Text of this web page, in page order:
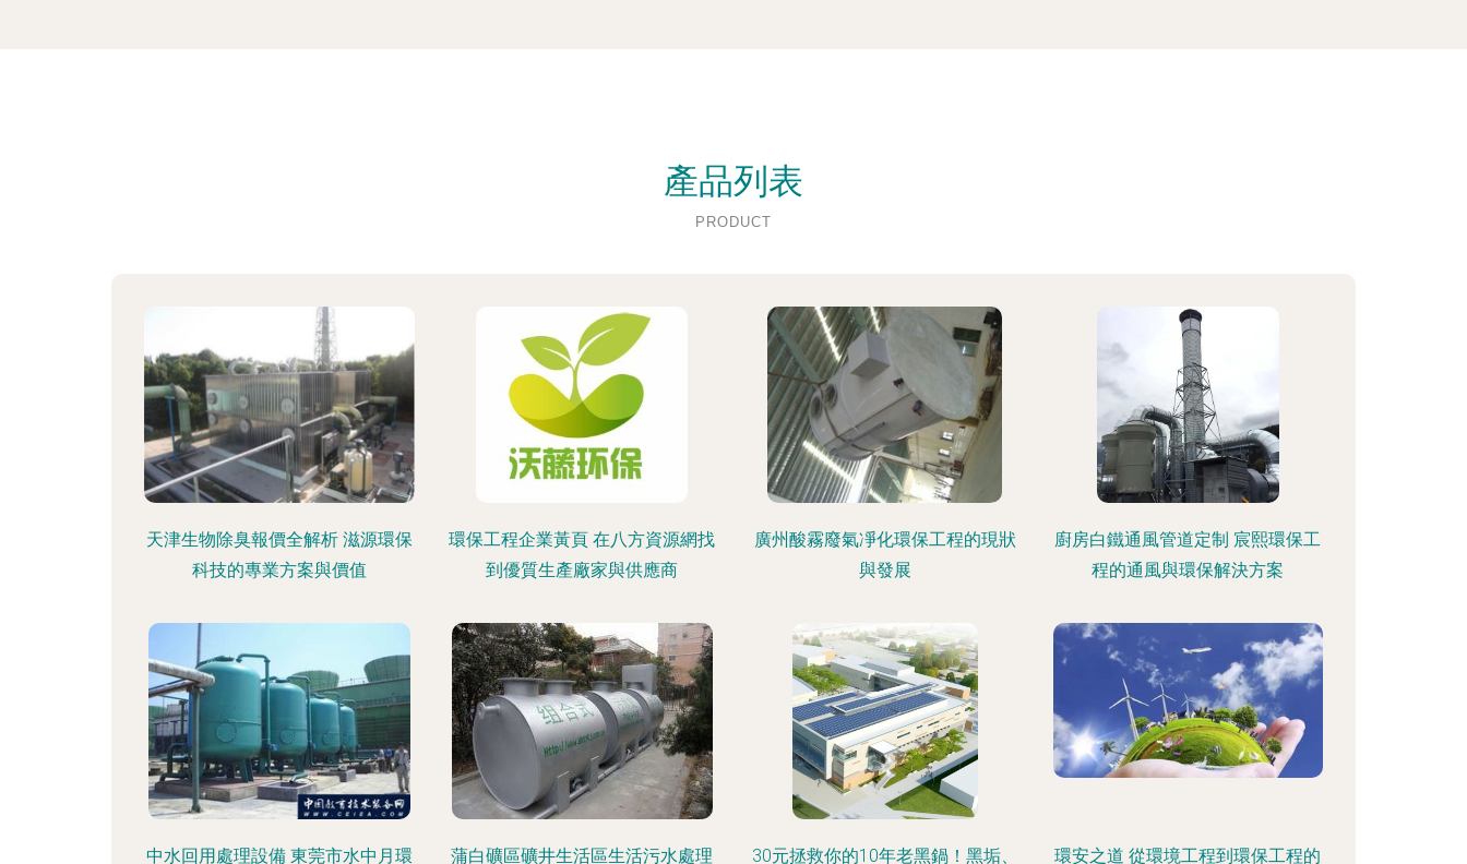
產品列表
PRODUCT
天津生物除臭報價全解析 滋源環保
科技的專業方案與價值
環保工程企業黃頁 在八方資源網找
到優質生產廠家與供應商
廣州酸霧廢氣凈化環保工程的現狀
與發展
廚房白鐵通風管道定制 宸熙環保工
程的通風與環保解決方案
中水回用處理設備 東莞市水中月環 蒲白礦區礦井生活區生活污水處理 30元拯救你的10年老黑鍋！黑垢、 環安之道 從環境工程到環保工程的